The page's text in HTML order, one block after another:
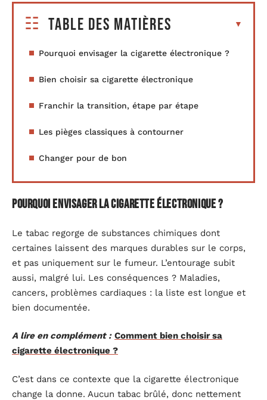
Table des matières
Pourquoi envisager la cigarette électronique ?
Bien choisir sa cigarette électronique
Franchir la transition, étape par étape
Les pièges classiques à contourner
Changer pour de bon
Pourquoi envisager la cigarette électronique ?
Le tabac regorge de substances chimiques dont
certaines laissent des marques durables sur le corps,
et pas uniquement sur le fumeur. L’entourage subit
aussi, malgré lui. Les conséquences ? Maladies,
cancers, problèmes cardiaques : la liste est longue et
bien documentée.
A lire en complément : Comment bien choisir sa
cigarette électronique ?
C’est dans ce contexte que la cigarette électronique
change la donne. Aucun tabac brûlé, donc nettement